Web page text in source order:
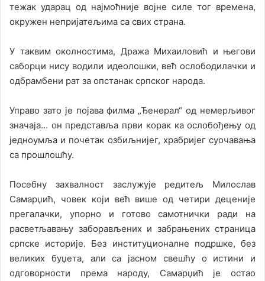
тежак ударац од најмоћније војне силе тог времена,
окружен непријатељима са свих страна.
У таквим околностима, Дража Михаиловић и његови
саборци нису водили идеолошки, већ ослободилачки и
одбрамбени рат за опстанак српског народа.
Управо зато је појава филма „Ђенерал“ од немерљивог
значаја… он представља први корак ка ослобођењу од
једноумља и почетак озбиљнијег, храбријег суочавања
са прошлошћу.
Посебну захвалност заслужује редитељ Милослав
Самарџић, човек који већ више од четири деценије
прегалачки, упорно и готово самотнички ради на
расветљавању заборављених и забрањених страница
српске историје. Без институционалне подршке, без
великих буџета, али са јасном свешћу о истини и
одговорности према народу, Самарџић је остао